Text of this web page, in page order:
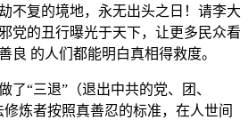
不复的境地，永无出头之日！请李大
党的丑行曝光于天下，让更多民众看
良 的人们都能明白真相得救度。
了“三退”（退出中共的党、团、
修炼者按照真善忍的标准，在人世间